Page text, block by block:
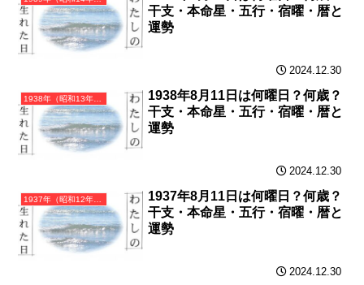
干支・本命星・五行・宿曜・暦と
運勢
2024.12.30
1938年（昭和13年）戊寅（つちのえとら）・寅年（とら年）カレンダー（月曜はじまり）
1938年8月11日は何曜日？何歳？
干支・本命星・五行・宿曜・暦と
運勢
2024.12.30
1937年（昭和12年）丁丑（ひのとうし）・丑年（うし年）カレンダー（月曜はじまり）
1937年8月11日は何曜日？何歳？
干支・本命星・五行・宿曜・暦と
運勢
2024.12.30